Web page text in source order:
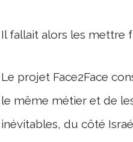
Il fallait alors les mettre
Le projet Face2Face
le même métier et de
inévitables, du côté